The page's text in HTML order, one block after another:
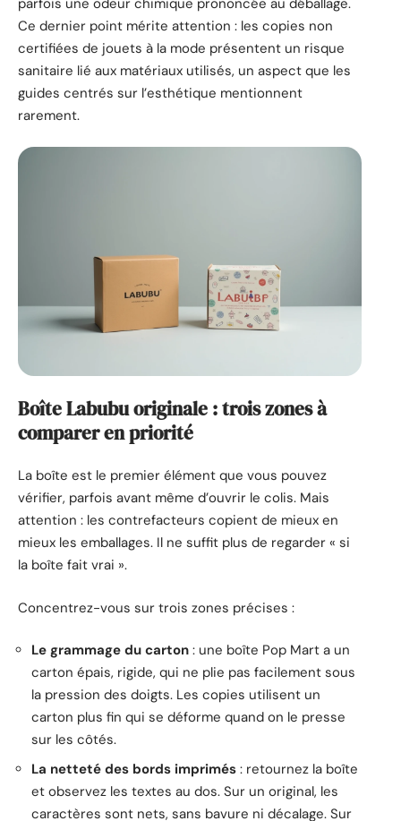
Ce dernier point mérite attention : les copies non
certifiées de jouets à la mode présentent un risque
sanitaire lié aux matériaux utilisés, un aspect que les
guides centrés sur l’esthétique mentionnent
rarement.
Boîte Labubu originale : trois zones à
comparer en priorité
La boîte est le premier élément que vous pouvez
vérifier, parfois avant même d’ouvrir le colis. Mais
attention : les contrefacteurs copient de mieux en
mieux les emballages. Il ne suffit plus de regarder « si
la boîte fait vrai ».
Concentrez-vous sur trois zones précises :
Le grammage du carton : une boîte Pop Mart a un
carton épais, rigide, qui ne plie pas facilement sous
la pression des doigts. Les copies utilisent un
carton plus fin qui se déforme quand on le presse
sur les côtés.
La netteté des bords imprimés : retournez la boîte
et observez les textes au dos. Sur un original, les
caractères sont nets, sans bavure ni décalage. Sur